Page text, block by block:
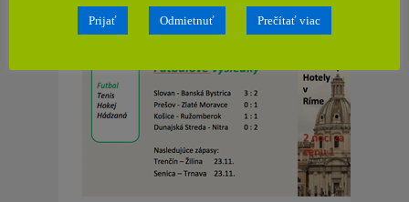
Prijať Odmietnuť Prečítať viac